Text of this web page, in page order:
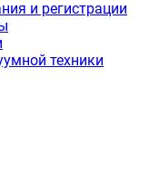
и регистрации
техники